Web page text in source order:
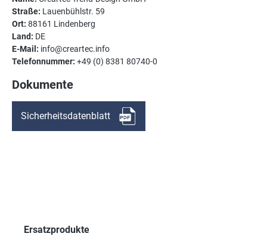
Straße: Lauenbühlstr. 59
Ort: 88161 Lindenberg
Land: DE
E-Mail: info@creartec.info
Telefonnummer: +49 (0) 8381 80740-0
Dokumente
Sicherheitsdatenblatt
Produktgalerie überspringen
Ersatzprodukte